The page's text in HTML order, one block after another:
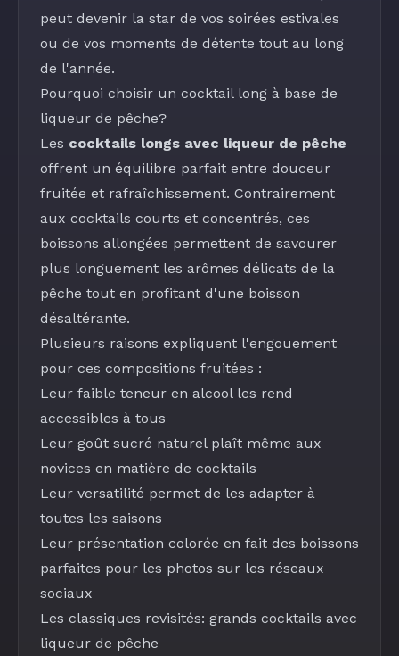
peut devenir la star de vos soirées estivales
ou de vos moments de détente tout au long
de l'année.
Pourquoi choisir un cocktail long à base de
liqueur de pêche?
Les cocktails longs avec liqueur de pêche
offrent un équilibre parfait entre douceur
fruitée et rafraîchissement. Contrairement
aux cocktails courts et concentrés, ces
boissons allongées permettent de savourer
plus longuement les arômes délicats de la
pêche tout en profitant d'une boisson
désaltérante.
Plusieurs raisons expliquent l'engouement
pour ces compositions fruitées :
Leur faible teneur en alcool les rend
accessibles à tous
Leur goût sucré naturel plaît même aux
novices en matière de cocktails
Leur versatilité permet de les adapter à
toutes les saisons
Leur présentation colorée en fait des boissons
parfaites pour les photos sur les réseaux
sociaux
Les classiques revisités: grands cocktails avec
liqueur de pêche